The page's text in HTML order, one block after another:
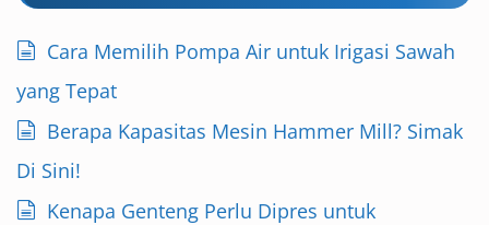
Cara Memilih Pompa Air untuk Irigasi Sawah
yang Tepat
Berapa Kapasitas Mesin Hammer Mill? Simak
Di Sini!
Kenapa Genteng Perlu Dipres untuk